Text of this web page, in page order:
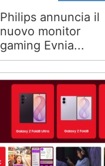
Philips annuncia il
nuovo monitor
gaming Evnia...